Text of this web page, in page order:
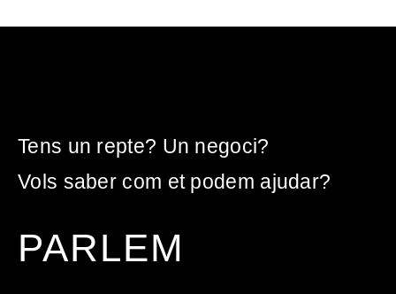
Tens un repte? Un negoci?
Vols saber com et podem ajudar?
PARLEM